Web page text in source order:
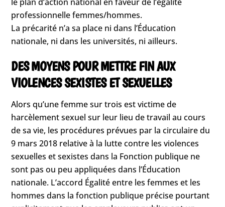
professionnelle femmes/hommes.
La précarité n’a sa place ni dans l’Éducation
nationale, ni dans les universités, ni ailleurs.
DES MOYENS POUR METTRE FIN AUX
VIOLENCES SEXISTES ET SEXUELLES
Alors qu’une femme sur trois est victime de
harcèlement sexuel sur leur lieu de travail au cours
de sa vie, les procédures prévues par la circulaire du
9 mars 2018 relative à la lutte contre les violences
sexuelles et sexistes dans la Fonction publique ne
sont pas ou peu appliquées dans l’Éducation
nationale. L’accord Égalité entre les femmes et les
hommes dans la fonction publique précise pourtant